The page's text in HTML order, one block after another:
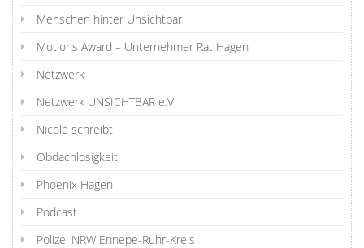
Menschen hinter Unsichtbar
Motions Award – Unternehmer Rat Hagen
Netzwerk
Netzwerk UNSICHTBAR e.V.
Nicole schreibt
Obdachlosigkeit
Phoenix Hagen
Podcast
Polizei NRW Ennepe-Ruhr-Kreis